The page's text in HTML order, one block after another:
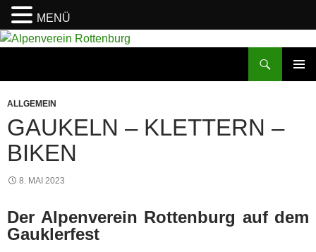
Zum
ALLGEMEIN
GAUKELN – KLETTERN –
BIKEN
8. MAI 2023
Der Alpenverein Rottenburg auf dem
Gauklerfest
MENÜ